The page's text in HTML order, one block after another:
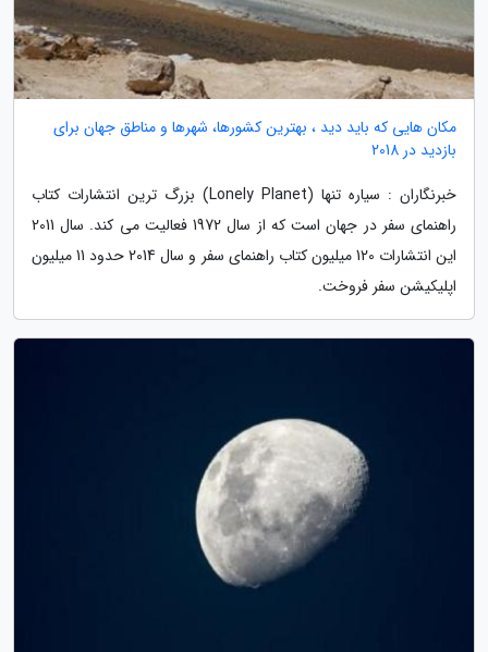
مکان هایی که باید دید ، بهترین کشورها، شهرها و مناطق جهان برای
بازدید در 2018
خبرنگاران : سیاره تنها (Lonely Planet) بزرگ ترین انتشارات کتاب
راهنمای سفر در جهان است که از سال 1972 فعالیت می کند. سال 2011
این انتشارات 120 میلیون کتاب راهنمای سفر و سال 2014 حدود 11 میلیون
اپلیکیشن سفر فروخت.